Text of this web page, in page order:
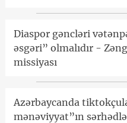
Diaspor gəncləri
əsgəri” olmalıdır -
missiyası
Azərbaycanda
mənəviyyat”ın